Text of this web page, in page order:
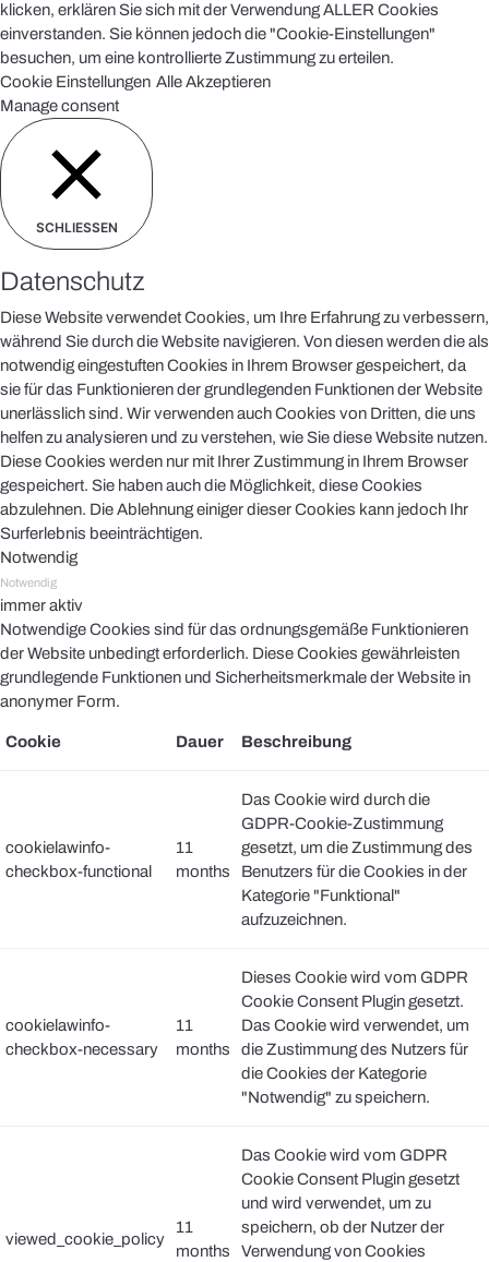
klicken, erklären Sie sich mit der Verwendung ALLER Cookies
einverstanden. Sie können jedoch die "Cookie-Einstellungen"
besuchen, um eine kontrollierte Zustimmung zu erteilen.
Cookie Einstellungen Alle Akzeptieren
Manage consent
SCHLIESSEN
Datenschutz
Diese Website verwendet Cookies, um Ihre Erfahrung zu verbessern,
während Sie durch die Website navigieren. Von diesen werden die als
notwendig eingestuften Cookies in Ihrem Browser gespeichert, da
sie für das Funktionieren der grundlegenden Funktionen der Website
unerlässlich sind. Wir verwenden auch Cookies von Dritten, die uns
helfen zu analysieren und zu verstehen, wie Sie diese Website nutzen.
Diese Cookies werden nur mit Ihrer Zustimmung in Ihrem Browser
gespeichert. Sie haben auch die Möglichkeit, diese Cookies
abzulehnen. Die Ablehnung einiger dieser Cookies kann jedoch Ihr
Surferlebnis beeinträchtigen.
Notwendig
Notwendig
immer aktiv
Notwendige Cookies sind für das ordnungsgemäße Funktionieren
der Website unbedingt erforderlich. Diese Cookies gewährleisten
grundlegende Funktionen und Sicherheitsmerkmale der Website in
anonymer Form.
Cookie Dauer Beschreibung
cookielawinfo-
checkbox-functional
11
months
Das Cookie wird durch die
GDPR-Cookie-Zustimmung
gesetzt, um die Zustimmung des
Benutzers für die Cookies in der
Kategorie "Funktional"
aufzuzeichnen.
cookielawinfo-
checkbox-necessary
11
months
Dieses Cookie wird vom GDPR
Cookie Consent Plugin gesetzt.
Das Cookie wird verwendet, um
die Zustimmung des Nutzers für
die Cookies der Kategorie
"Notwendig" zu speichern.
viewed_cookie_policy
11
months
Das Cookie wird vom GDPR
Cookie Consent Plugin gesetzt
und wird verwendet, um zu
speichern, ob der Nutzer der
Verwendung von Cookies